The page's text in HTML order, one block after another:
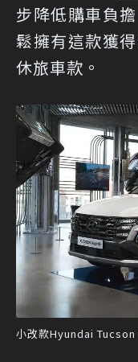
步降低購車負
鬆擁有這款獲
休旅車款。
小改款Hyundai